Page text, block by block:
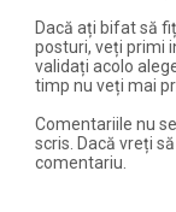
Dacă ați bifat să
posturi, veți primi
validați acolo
timp nu veți mai
Comentariile nu
scris. Dacă vreți
comentariu.